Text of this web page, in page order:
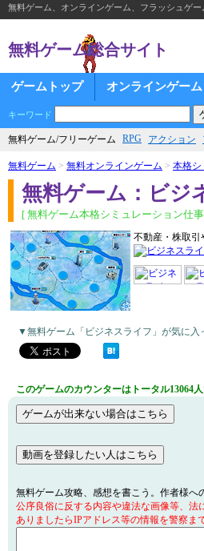
無料ゲーム、オンラインゲーム、フラッシュゲ
無料ゲーム総合サイト
ゲームトップ オンラインゲーム
キーワード
無料ゲーム/フリーゲーム RPG アクション
無料ゲーム > 無料オンラインゲーム > 本格シ
無料ゲーム：ビジ
[ 無料ゲーム本格シミュレーション仕
不動産・株取引
▼無料ゲーム「ビジネスライフ」が気に入
このゲームのカウンターはトータル13064
無料ゲーム攻略、感想を書こう。作者様へ
公序良俗に反する内容や違法な画像等、
ありましたらIPアドレス等の情報を警察ま